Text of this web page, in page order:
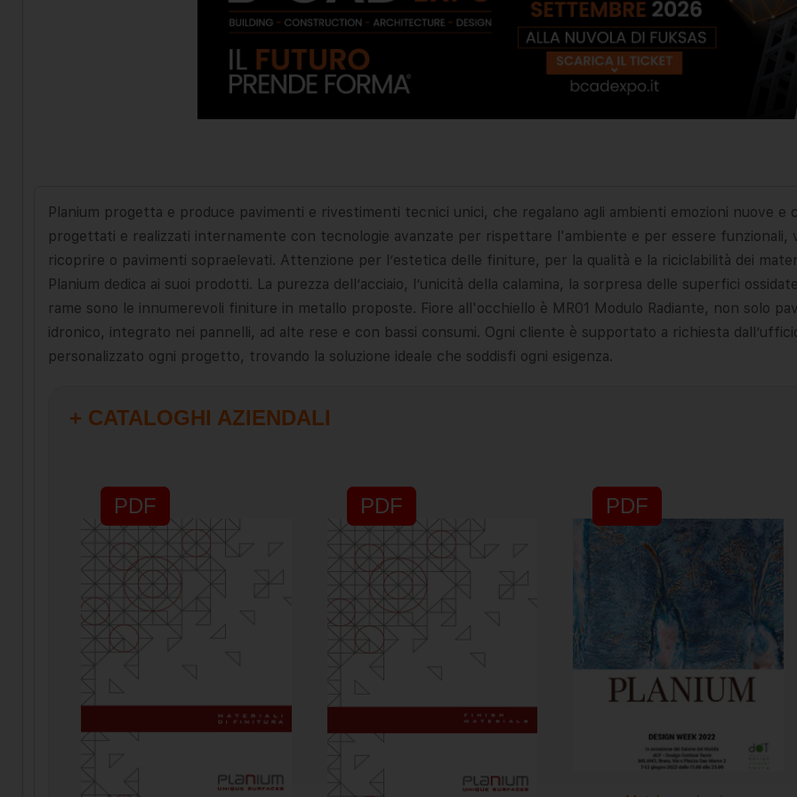
Planium progetta e produce pavimenti e rivestimenti tecnici unici, che regalano agli ambienti emozioni nuove e
progettati e realizzati internamente con tecnologie avanzate per rispettare l'ambiente e per essere funzionali,
ricoprire o pavimenti sopraelevati. Attenzione per l’estetica delle finiture, per la qualità e la riciclabilità dei
Planium dedica ai suoi prodotti. La purezza dell’acciaio, l’unicità della calamina, la sorpresa delle superfici
rame sono le innumerevoli finiture in metallo proposte. Fiore all'occhiello è MR01 Modulo Radiante, non solo
idronico, integrato nei pannelli, ad alte rese e con bassi consumi. Ogni cliente è supportato a richiesta
personalizzato ogni progetto, trovando la soluzione ideale che soddisfi ogni esigenza.
+ CATALOGHI AZIENDALI
PDF PDF PDF